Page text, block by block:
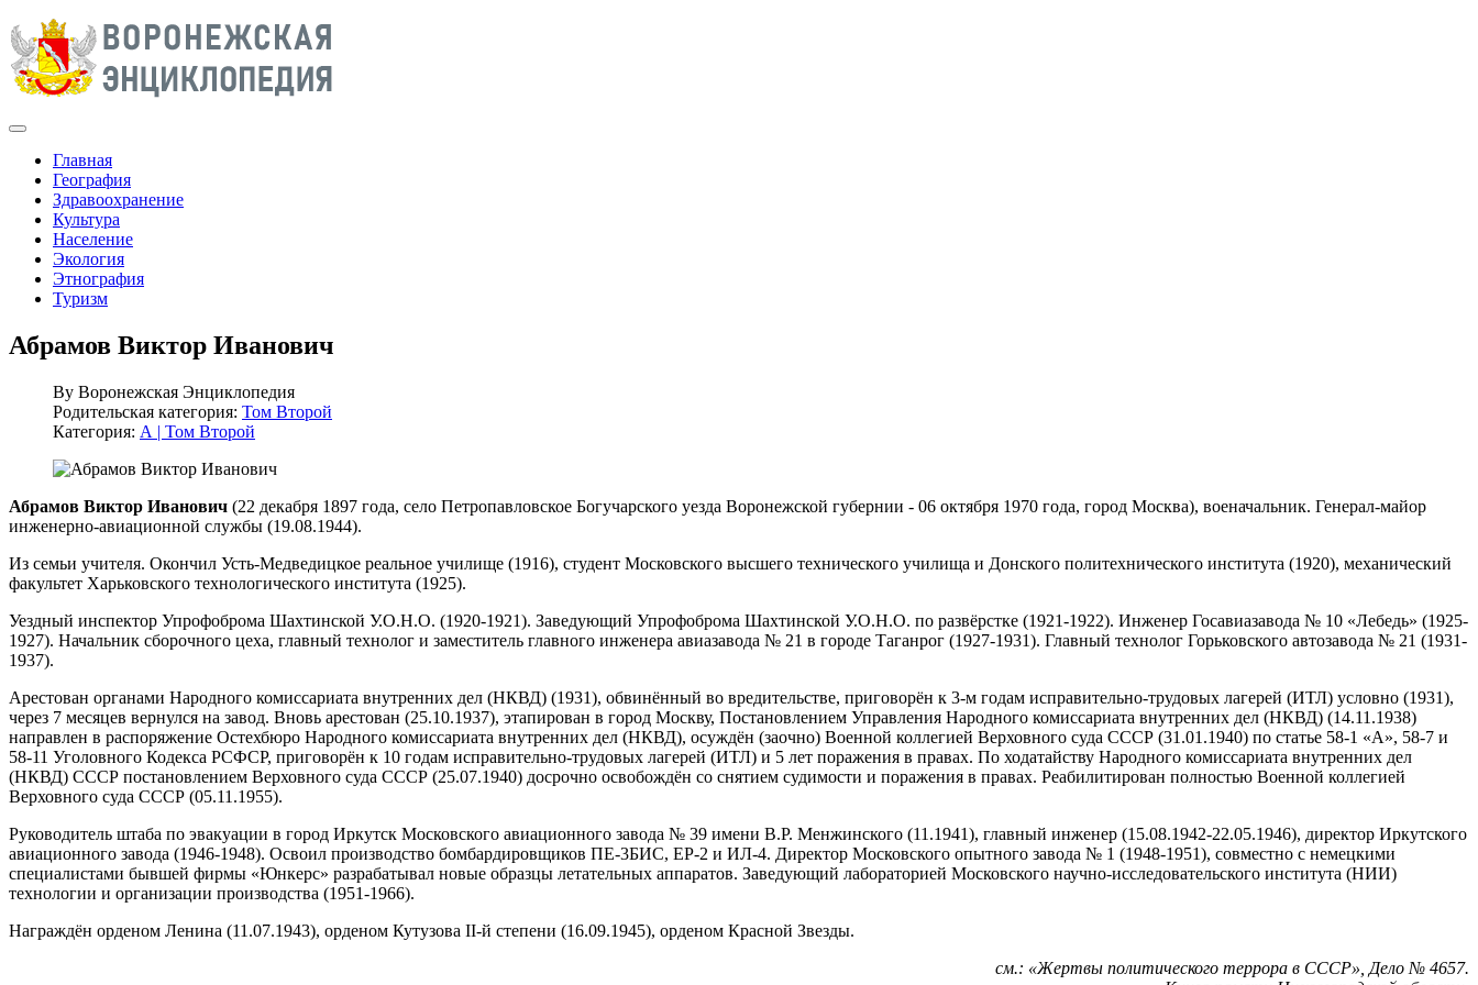
Главная
География
Здравоохранение
Культура
Население
Экология
Этнография
Туризм
Абрамов Виктор Иванович
By Воронежская Энциклопедия
Родительская категория: Том Второй
Категория: А | Том Второй
Абрамов Виктор Иванович (22 декабря 1897 года, село Петропавловское Богучарского уезда Воронежской губернии - 06 октября 1970 года, город Москва), военачальник. Генерал-майор
инженерно-авиационной службы (19.08.1944).
Из семьи учителя. Окончил Усть-Медведицкое реальное училище (1916), студент Московского высшего технического училища и Донского политехнического института (1920), механический
факультет Харьковского технологического института (1925).
Уездный инспектор Упрофоброма Шахтинской У.О.Н.О. (1920-1921). Заведующий Упрофоброма Шахтинской У.О.Н.О. по развёрстке (1921-1922). Инженер Госавиазавода № 10 «Лебедь» (1925-
1927). Начальник сборочного цеха, главный технолог и заместитель главного инженера авиазавода № 21 в городе Таганрог (1927-1931). Главный технолог Горьковского автозавода № 21 (1931-
1937).
Арестован органами Народного комиссариата внутренних дел (НКВД) (1931), обвинённый во вредительстве, приговорён к 3-м годам исправительно-трудовых лагерей (ИТЛ) условно (1931),
через 7 месяцев вернулся на завод. Вновь арестован (25.10.1937), этапирован в город Москву, Постановлением Управления Народного комиссариата внутренних дел (НКВД) (14.11.1938)
направлен в распоряжение Остехбюро Народного комиссариата внутренних дел (НКВД), осуждён (заочно) Военной коллегией Верховного суда СССР (31.01.1940) по статье 58-1 «А», 58-7 и
58-11 Уголовного Кодекса РСФСР, приговорён к 10 годам исправительно-трудовых лагерей (ИТЛ) и 5 лет поражения в правах. По ходатайству Народного комиссариата внутренних дел
(НКВД) СССР постановлением Верховного суда СССР (25.07.1940) досрочно освобождён со снятием судимости и поражения в правах. Реабилитирован полностью Военной коллегией
Верховного суда СССР (05.11.1955).
Руководитель штаба по эвакуации в город Иркутск Московского авиационного завода № 39 имени В.Р. Менжинского (11.1941), главный инженер (15.08.1942-22.05.1946), директор Иркутского
авиационного завода (1946-1948). Освоил производство бомбардировщиков ПЕ-3БИС, ЕР-2 и ИЛ-4. Директор Московского опытного завода № 1 (1948-1951), совместно с немецкими
специалистами бывшей фирмы «Юнкерс» разрабатывал новые образцы летательных аппаратов. Заведующий лабораторией Московского научно-исследовательского института (НИИ)
технологии и организации производства (1951-1966).
Награждён орденом Ленина (11.07.1943), орденом Кутузова II-й степени (16.09.1945), орденом Красной Звезды.
см.: «Жертвы политического террора в СССР», Дело № 4657.